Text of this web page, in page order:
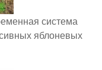
система
яблоневых